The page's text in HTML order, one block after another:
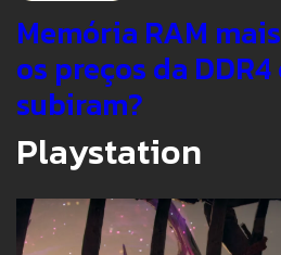
Memória RAM
os preços da DDR4
subiram?
Playstation